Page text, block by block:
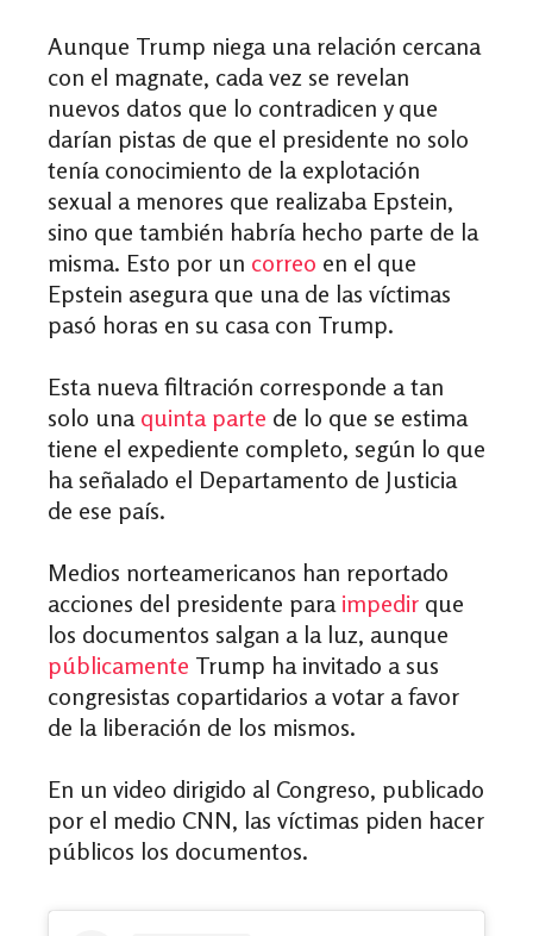
Aunque Trump niega una relación cercana
con el magnate, cada vez se revelan
nuevos datos que lo contradicen y que
darían pistas de que el presidente no solo
tenía conocimiento de la explotación
sexual a menores que realizaba Epstein,
sino que también habría hecho parte de la
misma. Esto por un correo en el que
Epstein asegura que una de las víctimas
pasó horas en su casa con Trump.
Esta nueva filtración corresponde a tan
solo una quinta parte de lo que se estima
tiene el expediente completo, según lo que
ha señalado el Departamento de Justicia
de ese país.
Medios norteamericanos han reportado
acciones del presidente para impedir que
los documentos salgan a la luz, aunque
públicamente Trump ha invitado a sus
congresistas copartidarios a votar a favor
de la liberación de los mismos.
En un video dirigido al Congreso, publicado
por el medio CNN, las víctimas piden hacer
públicos los documentos.